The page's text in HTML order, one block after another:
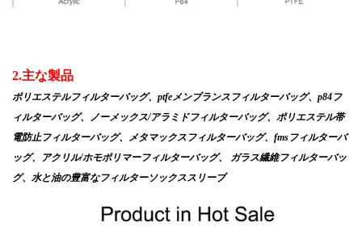
2.主な製品
ポリエステルフィルターバッグ、ptfeメンブランスフィルターバッグ、p84フ
ィルターバッグ、ノーメックス/アラミドフィルターバッグ、ポリエステル帯
電防止フィルターバッグ、メタマックスフィルターバッグ、fmsフィルターバ
ッグ、アクリル/ホモポリマーフィルターバッグ、
ガラス繊維フィルターバッ
グ、水と油の豊富なフィルターソックススリーブ